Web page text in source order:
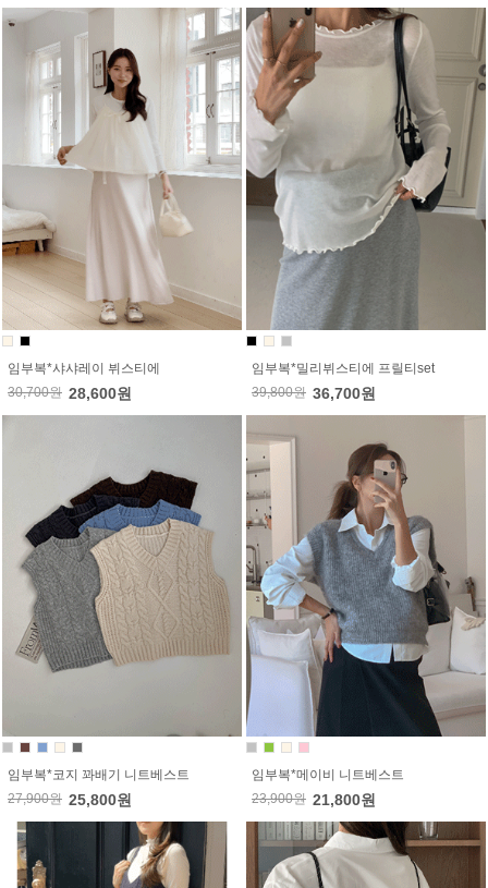
임부복*샤샤레이 뷔스티에
30,700원 28,600원
임부복*밀리뷔스티에 프릴티set
39,800원 36,700원
임부복*코지 꽈배기 니트베스트
27,900원 25,800원
임부복*메이비 니트베스트
23,900원 21,800원